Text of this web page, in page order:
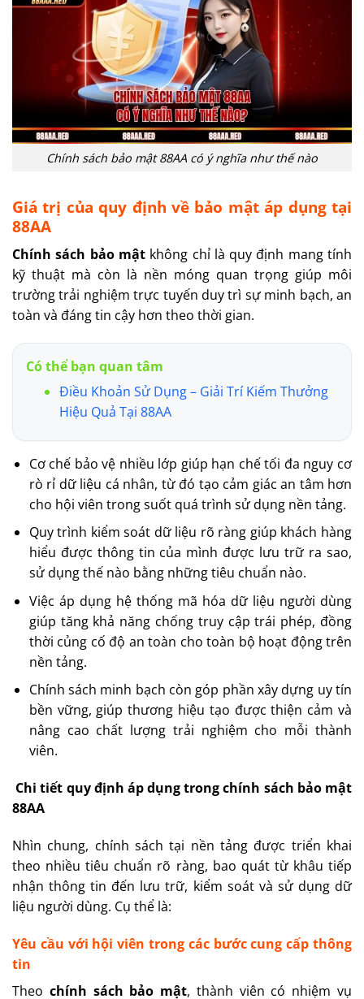
Chính sách bảo mật 88AA có ý nghĩa như thế nào
Giá trị của quy định về bảo mật áp dụng tại
88AA
Chính sách bảo mậtkhông chỉ là quy định mang tính
kỹ thuật mà còn là nền móng quan trọng giúp môi
trường trải nghiệm trực tuyến duy trì sự minh bạch, an
toàn và đáng tin cậy hơn theo thời gian.
Có thể bạn quan tâm
Điều Khoản Sử Dụng – Giải Trí Kiếm Thưởng
Hiệu Quả Tại 88AA
Cơ chế bảo vệ nhiều lớp giúp hạn chế tối đa nguy cơ
rò rỉ dữ liệu cá nhân, từ đó tạo cảm giác an tâm hơn
cho hội viên trong suốt quá trình sử dụng nền tảng.
Quy trình kiểm soát dữ liệu rõ ràng giúp khách hàng
hiểu được thông tin của mình được lưu trữ ra sao,
sử dụng thế nào bằng những tiêu chuẩn nào.
Việc áp dụng hệ thống mã hóa dữ liệu người dùng
giúp tăng khả năng chống truy cập trái phép, đồng
thời củng cố độ an toàn cho toàn bộ hoạt động trên
nền tảng.
Chính sách minh bạch còn góp phần xây dựng uy tín
bền vững, giúp thương hiệu tạo được thiện cảm và
nâng cao chất lượng trải nghiệm cho mỗi thành
viên.
Chi tiết quy định áp dụng trong chính sách bảo mật
88AA
Nhìn chung, chính sách tại nền tảng được triển khai
theo nhiều tiêu chuẩn rõ ràng, bao quát từ khâu tiếp
nhận thông tin đến lưu trữ, kiểm soát và sử dụng dữ
liệu người dùng. Cụ thể là:
Yêu cầu với hội viên trong các bước cung cấp thông
tin
Theo chính sách bảo mật, thành viên có nhiệm vụ